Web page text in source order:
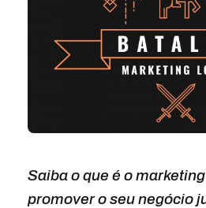
Saiba o que é o
promover o seu negócio